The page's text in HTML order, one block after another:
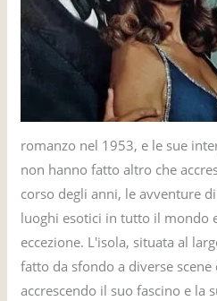
romanzo nel 1953, e le sue
non hanno fatto altro che
corso degli anni, le avventure
luoghi esotici in tutto il mondo
eccezione. L'isola, situata al
fatto da sfondo a diverse
accrescendo il suo fascino e la